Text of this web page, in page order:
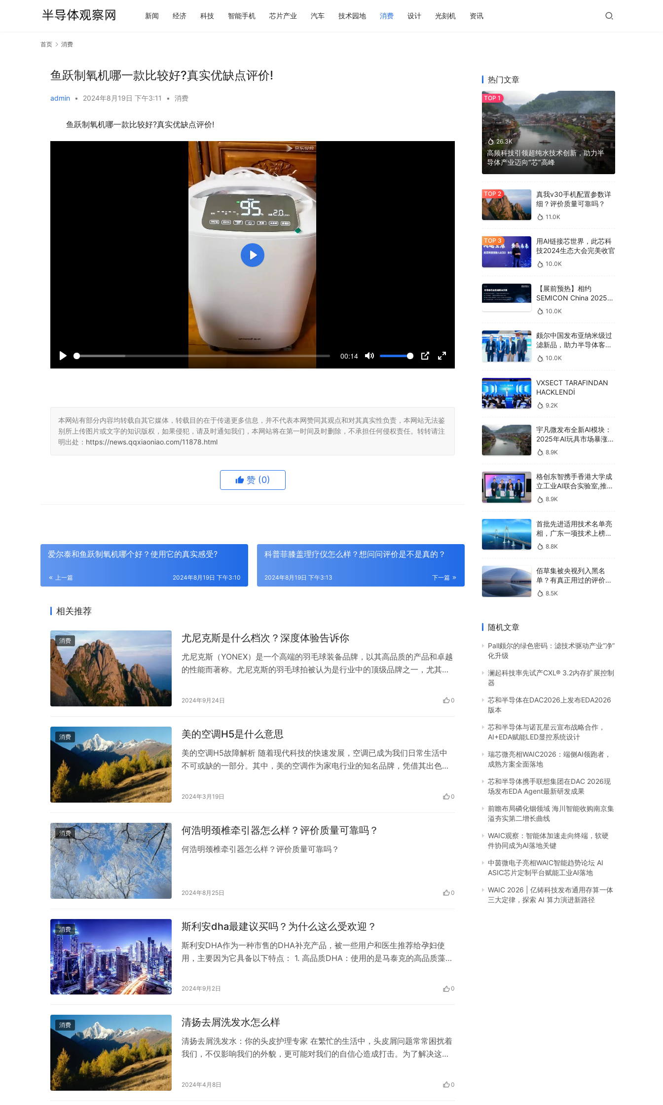
新闻 经济 科技 智能手机 芯片产业 汽车 技术园地 消费 设计 光刻机 资讯
首页 消费
鱼跃制氧机哪一款比较好?真实优缺点评价!
admin • 2024年8月19日 下午3:11 • 消费
鱼跃制氧机哪一款比较好?真实优缺点评价!
P
00:14
M
P
E
r
f
n
P
本网站有部分内容均转载自其它媒体，转载目的在于传递更多信息，并不代表本网赞同其观点和对其真实性负责，本网站无法鉴
别所上传图片或文字的知识版权，如果侵犯，请及时通知我们，本网站将在第一时间及时删除，不承担任何侵权责任。转转请注
明出处： https://news.qqxiaoniao.com/11878.html
赞 (0)
爱尔泰和鱼跃制氧机哪个好？使用它的真实感受?
上一篇 2024年8月19日 下午3:10
科普菲膝盖理疗仪怎么样？想问问评价是不是真的？
下一篇
2024年8月19日 下午3:13
相关推荐
消费 尤尼克斯是什么档次？深度体验告诉你
尤尼克斯（YONEX）是一个高端的羽毛球装备品牌，以其高品质的产品和卓越
的性能而著称。尤尼克斯的羽毛球拍被认为是行业中的顶级品牌之一，尤其是
常被认为是中高端档次的产品，尤其是其旗舰型号，如Arcsaber、NanoRay和
2024年9月24日 0
消费 美的空调H5是什么意思
美的空调H5故障解析 随着现代科技的快速发展，空调已成为我们日常生活中
不可或缺的一部分。其中，美的空调作为家电行业的知名品牌，凭借其出色的
会出现一些故障。今天，我们就来详细解析一下美的空调中常见的H5故障。
2024年3月19日 0
消费 何浩明颈椎牵引器怎么样？评价质量可靠吗？
何浩明颈椎牵引器怎么样？评价质量可靠吗？
2024年8月25日 0
消费 斯利安dha最建议买吗？为什么这么受欢迎？
斯利安DHA作为一种市售的DHA补充产品，被一些用户和医生推荐给孕妇使
用，主要因为它具备以下特点： 1. 高品质DHA：使用的是马泰克的高品质藻油
较好的选择。 2. 补充乳钙：除了DHA，斯利安DHA还含有乳钙，这是一种从
2024年9月2日 0
消费 清扬去屑洗发水怎么样
清扬去屑洗发水：你的头皮护理专家 在繁忙的生活中，头皮屑问题常常困扰着
我们，不仅影响我们的外貌，更可能对我们的自信心造成打击。为了解决这一
效果和品质，赢得了广大消费者的喜爱。 清扬去屑洗发水采用独特的去屑配
2024年4月8日 0
热门文章
26.3K
高频科技引领超纯水技术创新，助力半
导体产业迈向“芯”高峰
真我v30手机配置参数详
细？评价质量可靠吗？
11.0K
用AI链接芯世界，此芯科
技2024生态大会完美收官
10.0K
【展前预热】相约
SEMICON China 2025，
德克威尔总线解决方案革
新助力半导体设备高效升
10.0K
颇尔中国发布亚纳米级过
滤新品，助力半导体客户
良率提升
10.0K
VXSECT TARAFINDAN
HACKLENDİ
9.2K
宇凡微发布全新AI模块：
2025年AI玩具市场暴涨
400亿，90%传统厂商的
生死战即将打响
8.9K
格创东智携手香港大学成
立工业AI联合实验室,推进
AMHS智能物料搬运调度
系统研发
8.9K
首批先进适用技术名单亮
相，广东一项技术上榜，
有何独特之处？
8.8K
佰草集被央视列入黑名
单？有真正用过的评价
吗？8.5K
随机文章
Pall颇尔的绿色密码：滤技术驱动产业“净”
化升级
澜起科技率先试产CXL® 3.2内存扩展控制
器
芯和半导体在DAC2026上发布EDA2026
版本
芯和半导体与诺瓦星云宣布战略合作，
AI+EDA赋能LED显控系统设计
瑞芯微亮相WAIC2026：端侧AI领跑者，
成熟方案全面落地
芯和半导体携手联想集团在DAC 2026现
场发布EDA Agent最新研发成果
前瞻布局磷化铟领域 海川智能收购南京集
溢夯实第二增长曲线
WAIC观察：智能体加速走向终端，软硬
件协同成为AI落地关键
中茵微电子亮相WAIC智能趋势论坛 AI
ASIC芯片定制平台赋能工业AI落地
WAIC 2026 | 亿铸科技发布通用存算一体
三大定律，探索 AI 算力演进新路径